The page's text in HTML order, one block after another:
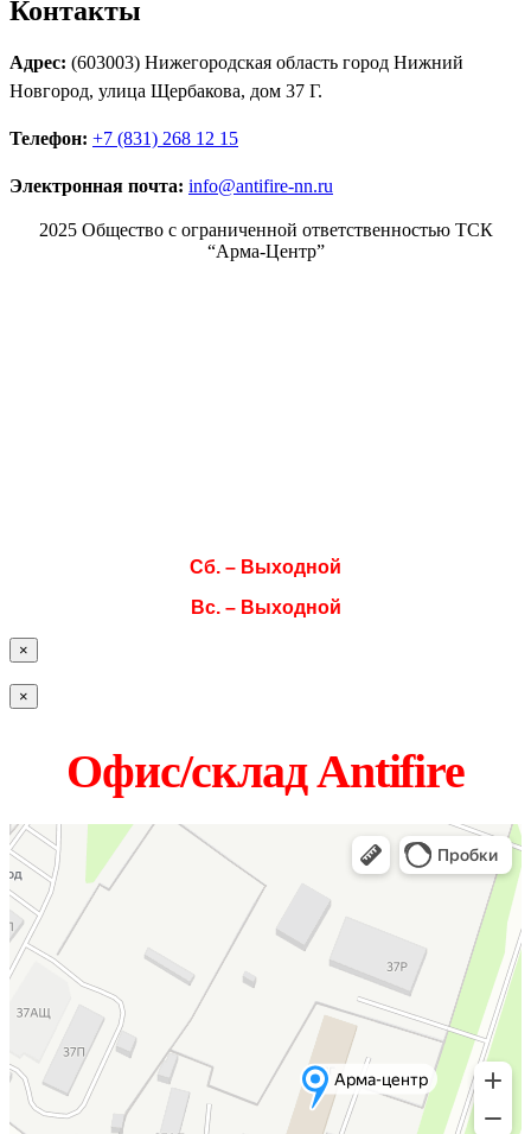
Контакты
Адрес: (603003) Нижегородская область город Нижний
Новгород, улица Щербакова, дом 37 Г.
Телефон: +7 (831) 268 12 15
Электронная почта: info@antifire-nn.ru
2025 Общество с ограниченной ответственностью ТСК
“Арма-Центр”
Сб. – Выходной
Вс. – Выходной
×
×
Офис/склад Antifire